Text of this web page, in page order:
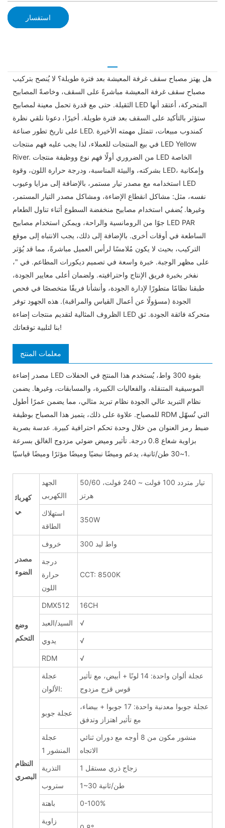
استفسار
هل يهتز مصباح سقف غرفة المعيشة بعد فترة طويلة؟ لا يُنصح بتركيب
مصباح سقف غرفة المعيشة مباشرةً على السقف، وخاصةً المصابيح
الثقيلة. حتى مع قدرة تحمل معينة لمصابيح LED المتحركة، أعتقد أنها
ستؤثر بالتأكيد على السقف بعد فترة طويلة. أخيرًا، دعونا نلقي نظرة
على تاريخ تطور صناعة LED. كمندوب مبيعات، تتمثل مهمته الأخيرة
في بيع المنتجات للعملاء، لذا يجب عليه فهم منتجات LED Yellow
River. من الضروري أولًا فهم نوع ووظيفة منتجات LED الخاصة
بشركته، والبيئة المناسبة، ودرجة حرارة اللون، وقوة LED، وإمكانية
استخدامه مع مصدر تيار مستمر، بالإضافة إلى مزايا وعيوب LED
نفسه، مثل: مشاكل انقطاع الإضاءة، ومشاكل مصدر التيار المستمر،
وغيرها. يُضفي استخدام مصابيح منخفضة السطوع أثناء تناول الطعام
جوًا من الرومانسية والراحة، ويمكن استخدام مصابيح LED PAR
الساطعة في أوقات أخرى. بالإضافة إلى ذلك، يجب الانتباه إلى موقع
التركيب، بحيث لا يكون مُلامسًا لرأس العميل مباشرةً، مما قد يُؤثر
على مظهر الوجبة. خبرة واسعة في تصميم ديكورات المطاعم. في "،
نفخر بخبرة فريق الإنتاج واحترافيته. ولضمان أعلى معايير الجودة،
طبقنا نظامًا متطورًا لإدارة الجودة، وأنشأنا فريقًا متخصصًا في فحص
الجودة (مسؤولًا عن أعمال القياس والمراقبة). هذه الجهود توفر
الظروف المثالية لتقديم منتجات إضاءة LED متحركة فائقة الجودة. ثق
بنا لتلبية توقعاتك!
معلمات المنتج
مصدر إضاءة LED بقوة 300 واط، يُستخدم هذا المنتج في الحفلات
الموسيقية المتنقلة، والفعاليات الكبيرة، والمسابقات، وغيرها. يضمن
نظام التبريد عالي الجودة نظام تبريد مثالي، مما يضمن عمرًا أطول
للمصباح. علاوة على ذلك، يتميز هذا المصباح بوظيفة RDM التي تُسهّل
ضبط رمز العنوان من خلال وحدة تحكم احترافية كبيرة. عدسة بصرية
بزاوية شعاع 0.8 درجة. تأثير وميض ضوئي مزدوج الغالق بسرعة
1~30 طن/ثانية، يدعم وميضًا نبضيًا وميضًا مؤثرًا وميضًا قياسيًا.
كهربائ
ي
الجهد
االكهربى
تيار متردد 100 فولت ~ 240 فولت، 50/60
هرتز
استهلاك
الطاقة
350W
مصدر
الضوء
خروف 300 واط ليد
درجة
حرارة
اللون
CCT: 8500K
وضع
التحكم
DMX512 16CH
السيد/العبد √
يدوي √
RDM √
النظام
البصري
عجلة
الألوان:
عجلة ألوان واحدة: 14 لونًا + أبيض، مع تأثير
قوس قزح مزدوج
عجلة جوبو
عجلة جوبوا معدنية واحدة: 17 جوبوا + بيضاء،
مع تأثير اهتزاز وتدفق
عجلة
المنشور 1
منشور مكون من 8 أوجه مع دوران ثنائي
الاتجاه
التذرية 1 زجاج ذري مستقل
ستروب 1~30 طن/ثانية
باهتة 0-100%
زاوية